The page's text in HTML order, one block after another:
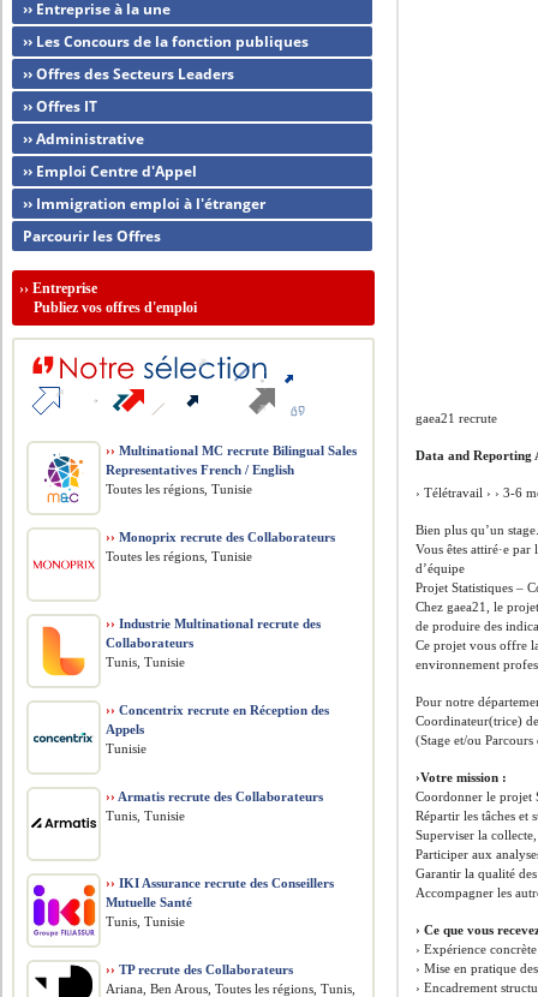
gaea21 recrute
Data and Reporting
› Télétravail › › 3-6
Bien plus qu’un
Vous êtes attiré·e
d’équipe
Projet Statistiques –
Chez gaea21, le
de produire des
Ce projet vous offre
environnement
Pour notre
Coordinateur(trice)
(Stage et/ou
›Votre mission :
Coordonner le projet
Répartir les tâches et
Superviser la
Participer aux
Garantir la qualité
Accompagner les
› Ce que vous
› Expérience
› Mise en pratique
› Encadrement
›› Entreprise à la une
›› Les Concours de la fonction publiques
›› Offres des Secteurs Leaders
›› Offres IT
›› Administrative
›› Emploi Centre d'Appel
›› Immigration emploi à l'étranger
Parcourir les Offres
››Entreprise
Publiez vos offres d'emploi
›› Multinational MC recrute Bilingual Sales
Representatives French / English
Toutes les régions, Tunisie
›› Monoprix recrute des Collaborateurs
Toutes les régions, Tunisie
›› Industrie Multinational recrute des
Collaborateurs
Tunis, Tunisie
›› Concentrix recrute en Réception des
Appels
Tunisie
›› Armatis recrute des Collaborateurs
Tunis, Tunisie
›› IKI Assurance recrute des Conseillers
Mutuelle Santé
Tunis, Tunisie
›› TP recrute des Collaborateurs
Ariana, Ben Arous, Toutes les régions, Tunis,